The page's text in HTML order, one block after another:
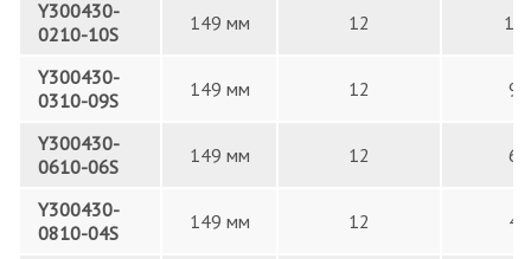
Y300430-
0210-10S
149 мм 12 10
Y300430-
0310-09S
149 мм 12 9
Y300430-
0610-06S
149 мм 12 6
Y300430-
0810-04S
149 мм 12 4